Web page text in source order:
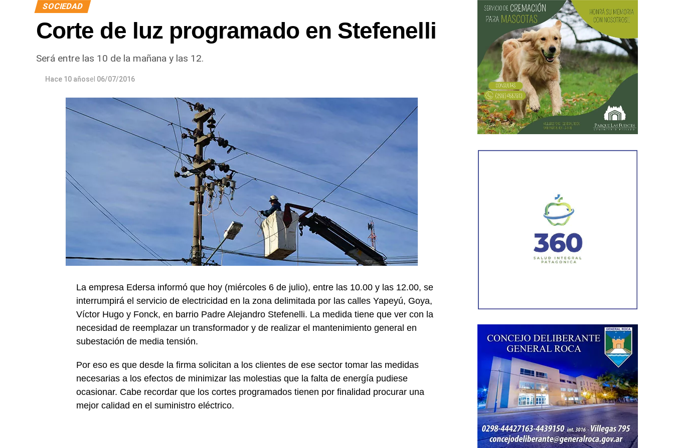
SOCIEDAD
Corte de luz programado en Stefenelli
Será entre las 10 de la mañana y las 12.
Hace 10 añosel 06/07/2016
La empresa Edersa informó que hoy (miércoles 6 de julio), entre las 10.00 y las 12.00, se
interrumpirá el servicio de electricidad en la zona delimitada por las calles Yapeyú, Goya,
Víctor Hugo y Fonck, en barrio Padre Alejandro Stefenelli. La medida tiene que ver con la
necesidad de reemplazar un transformador y de realizar el mantenimiento general en
subestación de media tensión.
Por eso es que desde la firma solicitan a los clientes de ese sector tomar las medidas
necesarias a los efectos de minimizar las molestias que la falta de energía pudiese
ocasionar. Cabe recordar que los cortes programados tienen por finalidad procurar una
mejor calidad en el suministro eléctrico.